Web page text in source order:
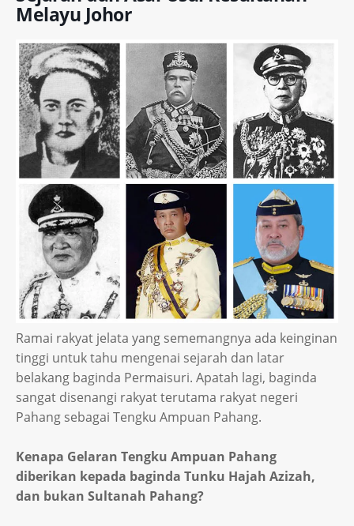
Melayu Johor
Ramai rakyat jelata yang sememangnya ada keinginan
tinggi untuk tahu mengenai sejarah dan latar
belakang baginda Permaisuri. Apatah lagi, baginda
sangat disenangi rakyat terutama rakyat negeri
Pahang sebagai Tengku Ampuan Pahang.
Kenapa Gelaran Tengku Ampuan Pahang
diberikan kepada baginda Tunku Hajah Azizah,
dan bukan Sultanah Pahang?